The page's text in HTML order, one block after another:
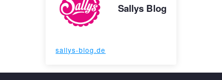
Sallys Blog
sallys-blog.de